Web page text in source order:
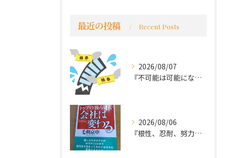
最近の投稿 Recent Posts
2026/08/07
『不可能は可能になる』
2026/08/06
『根性、忍耐、努力という言葉は死語なのか』